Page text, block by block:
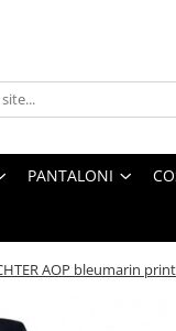
PANTALONI
AOP bleumarin